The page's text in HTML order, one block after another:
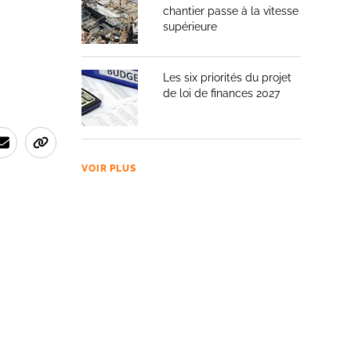
chantier passe à la vitesse
supérieure
Les six priorités du projet
de loi de finances 2027
VOIR PLUS